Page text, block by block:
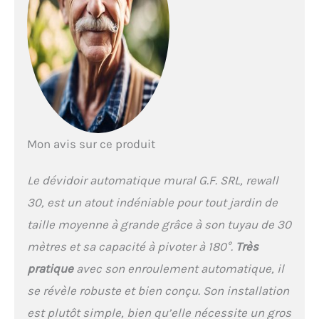
de bloquer le tuyau dans
la position la plus pratique
et près du point d’arrosage
Slow return: il assure un
ré-enroulement lent et
sans à-coups du tuyau
Safety block: système de
sécurité “anti-extraction”
Mon avis sur ce produit
Le dévidoir automatique mural G.F. SRL, rewall
30, est un atout indéniable pour tout jardin de
taille moyenne à grande grâce à son tuyau de 30
mètres et sa capacité à pivoter à 180°. Très
pratiqueavec son enroulement automatique, il
se révèle robuste et bien conçu. Son installation
est plutôt simple, bien qu’elle nécessite un gros